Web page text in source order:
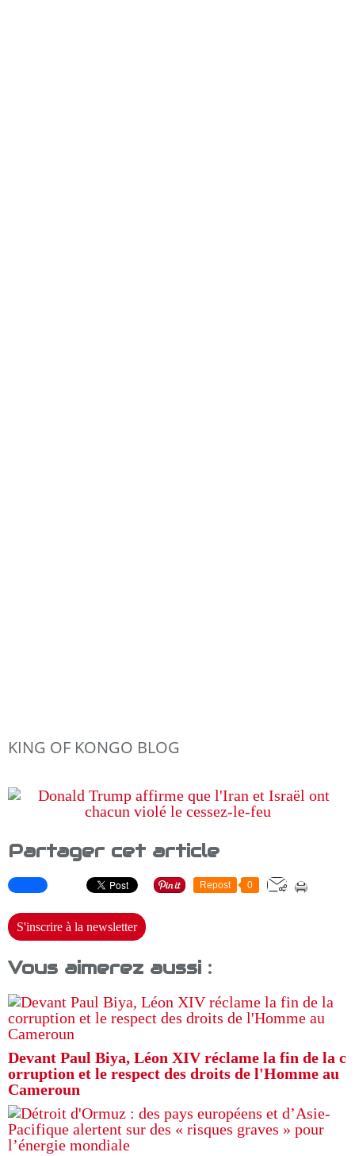
KING OF KONGO BLOG
Partager cet article
Repost 0
S'inscrire à la newsletter
Vous aimerez aussi :
Devant Paul Biya, Léon XIV réclame la fin de la c
orruption et le respect des droits de l'Homme au
Cameroun